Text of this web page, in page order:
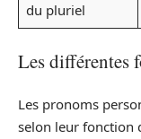
du pluriel
Les différentes
Les pronoms
selon leur fonction